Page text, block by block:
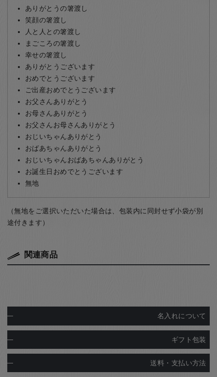
ありがとうの箸渡し
笑顔の箸渡し
人と人との箸渡し
まごころの箸渡し
幸せの箸渡し
ありがとうございます
おめでとうございます
ご出産おめでとうございます
お父さんありがとう
お母さんありがとう
お父さんお母さんありがとう
おじいちゃんありがとう
おばあちゃんありがとう
おじいちゃんおばあちゃんありがとう
お誕生日おめでとうございます
無地
（無地をご選択いただいた場合は、包装内に同封せず小袋が別
途付きます）
関連商品
名入れについて
ギフト包装
送料・支払い方法